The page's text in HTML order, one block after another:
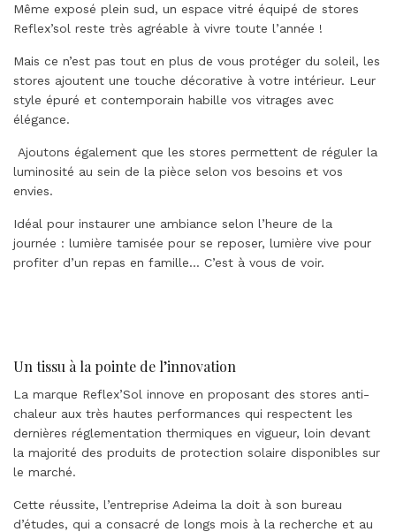
Même exposé plein sud, un espace vitré équipé de stores
Reflex’sol reste très agréable à vivre toute l’année !
Mais ce n’est pas tout en plus de vous protéger du soleil, les
stores ajoutent une touche décorative à votre intérieur. Leur
style épuré et contemporain habille vos vitrages avec
élégance.
Ajoutons également que les stores permettent de réguler la
luminosité au sein de la pièce selon vos besoins et vos
envies.
Idéal pour instaurer une ambiance selon l’heure de la
journée : lumière tamisée pour se reposer, lumière vive pour
profiter d’un repas en famille… C’est à vous de voir.
Un tissu à la pointe de l’innovation
La marque Reflex’Sol innove en proposant des stores anti-
chaleur aux très hautes performances qui respectent les
dernières réglementation thermiques en vigueur, loin devant
la majorité des produits de protection solaire disponibles sur
le marché.
Cette réussite, l’entreprise Adeima la doit à son bureau
d’études, qui a consacré de longs mois à la recherche et au